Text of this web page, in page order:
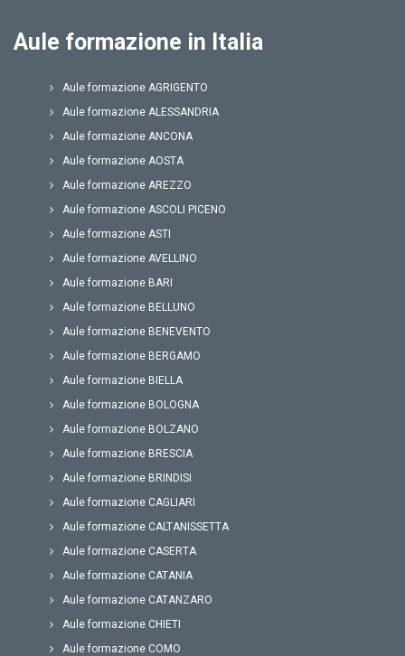
Aule formazione in Italia
Aule formazione AGRIGENTO
Aule formazione ALESSANDRIA
Aule formazione ANCONA
Aule formazione AOSTA
Aule formazione AREZZO
Aule formazione ASCOLI PICENO
Aule formazione ASTI
Aule formazione AVELLINO
Aule formazione BARI
Aule formazione BELLUNO
Aule formazione BENEVENTO
Aule formazione BERGAMO
Aule formazione BIELLA
Aule formazione BOLOGNA
Aule formazione BOLZANO
Aule formazione BRESCIA
Aule formazione BRINDISI
Aule formazione CAGLIARI
Aule formazione CALTANISSETTA
Aule formazione CASERTA
Aule formazione CATANIA
Aule formazione CATANZARO
Aule formazione CHIETI
Aule formazione COMO